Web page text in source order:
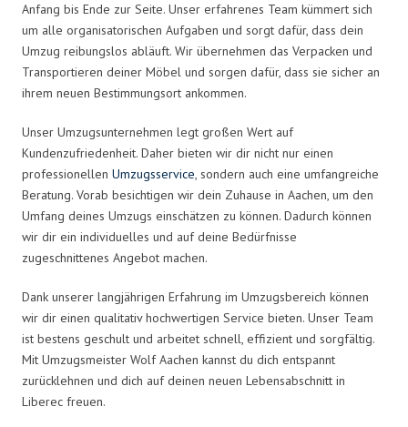
Anfang bis Ende zur Seite. Unser erfahrenes Team kümmert sich
um alle organisatorischen Aufgaben und sorgt dafür, dass dein
Umzug reibungslos abläuft. Wir übernehmen das Verpacken und
Transportieren deiner Möbel und sorgen dafür, dass sie sicher an
ihrem neuen Bestimmungsort ankommen.
Unser Umzugsunternehmen legt großen Wert auf
Kundenzufriedenheit. Daher bieten wir dir nicht nur einen
professionellen Umzugsservice, sondern auch eine umfangreiche
Beratung. Vorab besichtigen wir dein Zuhause in Aachen, um den
Umfang deines Umzugs einschätzen zu können. Dadurch können
wir dir ein individuelles und auf deine Bedürfnisse
zugeschnittenes Angebot machen.
Dank unserer langjährigen Erfahrung im Umzugsbereich können
wir dir einen qualitativ hochwertigen Service bieten. Unser Team
ist bestens geschult und arbeitet schnell, effizient und sorgfältig.
Mit Umzugsmeister Wolf Aachen kannst du dich entspannt
zurücklehnen und dich auf deinen neuen Lebensabschnitt in
Liberec freuen.